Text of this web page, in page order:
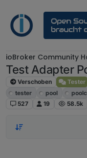
ioBroker Community
Test Adapter
Verschoben
Tester
tester
pool
527
19 58.5k